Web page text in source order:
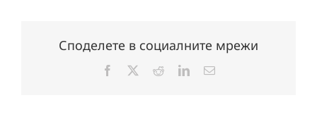
Споделете в социалните мрежи
Facebook RedditLinkedInЕлектронна